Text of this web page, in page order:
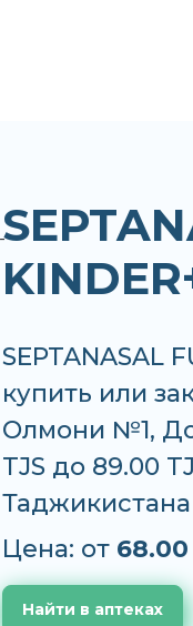
SEPTANASAL
купить или
Олмони №1,
TJS до 89.00
Таджикистана
Цена: от 68.00
Найти в аптеках